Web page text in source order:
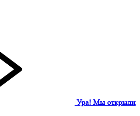
Ура! Мы открыли